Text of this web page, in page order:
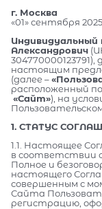
г. Москва
«01» сентября 2025
Александрович
настоящим
(далее –
расположенный
«Сайт»), на
1. СТАТУС
1.1. Настоящее
в соответствии
Полное и
настоящего
совершенным с
Сайта
регистрацию,